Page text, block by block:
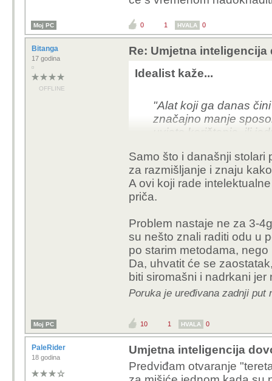
provjeriti gramatiku,
sig
Poruka je uređivana zadnji put
Umjetna inteligencija
Uvijek je bilo onih kao sto
gledaju kako si olaksati,
izazov, koji zele znati i
zadovoljstvo.
Tako je uvijek bilo. Isto
vecini jos ljenije koristit
"AI" je samo jos jedan alat
jos gluplji i lijeniji a
pametniji i jos vrijedniji.
Programeri su odavno
odavno. "Vibeanje" je
generacijama postaje sve
Samo se nasmijem na
uvrijezeno.